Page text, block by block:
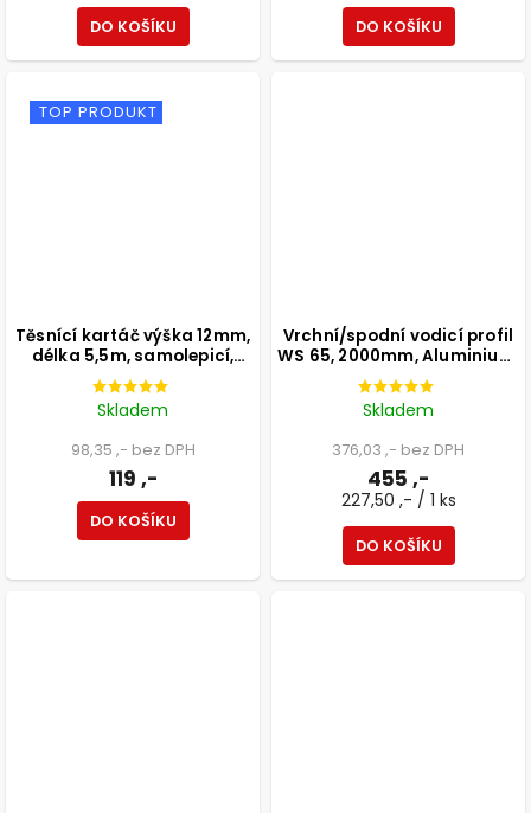
DO KOŠÍKU DO KOŠÍKU
TOP PRODUKT
Těsnící kartáč výška 12mm,
délka 5,5m, samolepicí,
béžový
Skladem
98,35 ,- bez DPH
119 ,-
DO KOŠÍKU
Vrchní/spodní vodicí profil
WS 65, 2000mm, Aluminium,
2 ks
Skladem
376,03 ,- bez DPH
455 ,-
227,50 ,- / 1 ks
DO KOŠÍKU